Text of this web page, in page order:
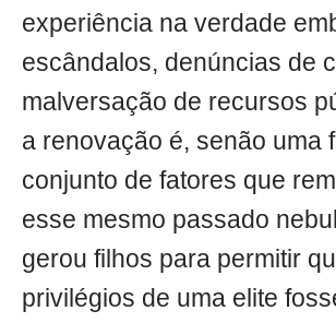
experiência na verdade
escândalos, denúncias de
malversação de recursos
a renovação é, senão uma
conjunto de fatores que
esse mesmo passado
gerou filhos para permitir
privilégios de uma elite